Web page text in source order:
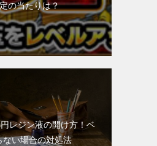
の当たりは？
レジン液の開け方！ベ
ない場合の対処法